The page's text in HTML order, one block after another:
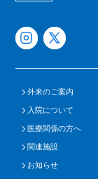
外来のご案内
入院について
医療関係の方へ
関連施設
お知らせ